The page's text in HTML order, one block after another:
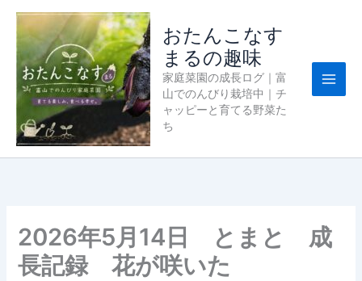
おたんこなす
まるの趣味
家庭菜園の成長ログ｜富
山でのんびり栽培中｜チ
ャッピーと育てる野菜た
ち
2026年5月14日 とまと 成
長記録 花が咲いた